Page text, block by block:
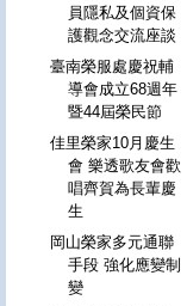
員隱私及個資保
護觀念交流座談
臺南榮服處慶祝輔
導會成立68週年
暨44屆榮民節
佳里榮家10月慶生
會 樂透歌友會歡
唱齊賀為長輩慶
生
岡山榮家多元通聯
手段 強化應變制
變